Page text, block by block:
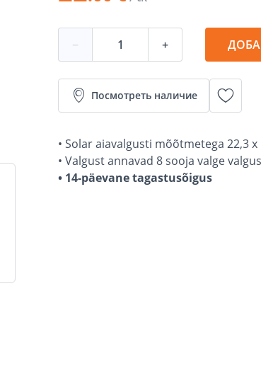
− +
Посмотреть наличие
• Solar aiavalgusti mõõtmetega 22,3 x
• Valgust annavad 8 sooja valge
• 14-päevane tagastusõigus